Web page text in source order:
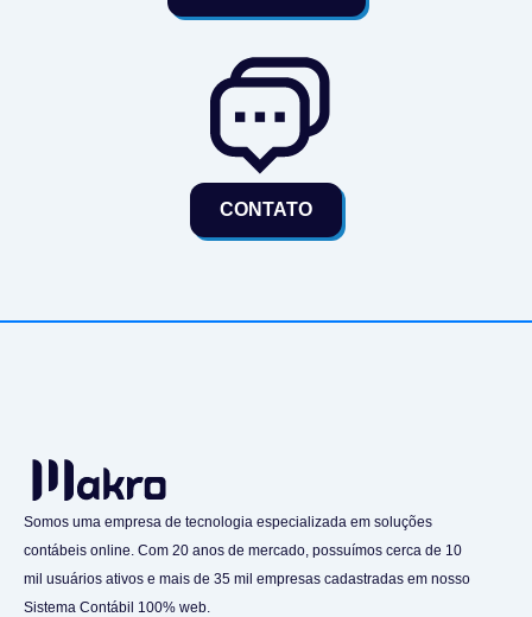
CONTATO
Somos uma empresa de tecnologia especializada em soluções
contábeis online. Com 20 anos de mercado, possuímos cerca de 10
mil usuários ativos e mais de 35 mil empresas cadastradas em nosso
Sistema Contábil 100% web.